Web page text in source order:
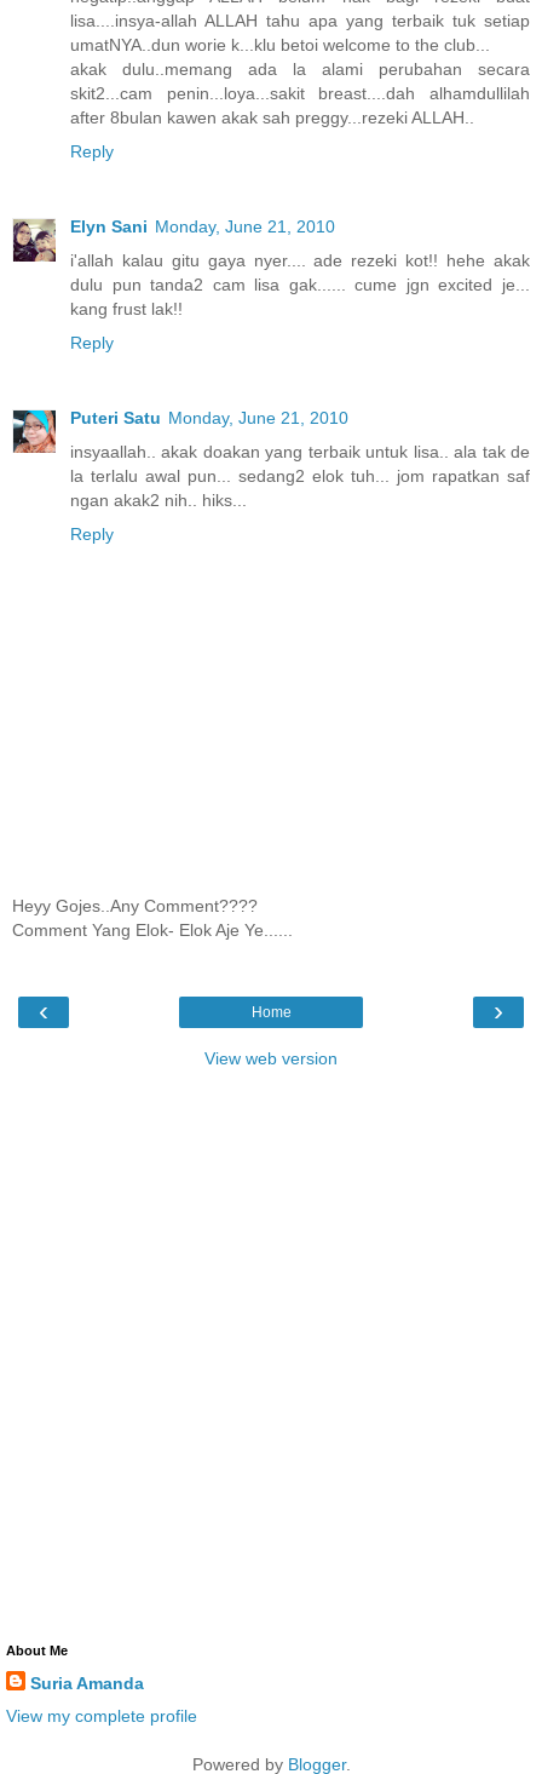
lisa....insya-allah ALLAH tahu apa yang terbaik tuk setiap
umatNYA..dun worie k...klu betoi welcome to the club...
akak dulu..memang ada la alami perubahan secara
skit2...cam penin...loya...sakit breast....dah alhamdullilah
after 8bulan kawen akak sah preggy...rezeki ALLAH..
Reply
Elyn Sani Monday, June 21, 2010
i'allah kalau gitu gaya nyer.... ade rezeki kot!! hehe akak
dulu pun tanda2 cam lisa gak...... cume jgn excited je...
kang frust lak!!
Reply
Puteri Satu Monday, June 21, 2010
insyaallah.. akak doakan yang terbaik untuk lisa.. ala tak de
la terlalu awal pun... sedang2 elok tuh... jom rapatkan saf
ngan akak2 nih.. hiks...
Reply
Heyy Gojes..Any Comment????
Comment Yang Elok- Elok Aje Ye......
‹ ›
Home
View web version
About Me
Suria Amanda
View my complete profile
Powered by Blogger.